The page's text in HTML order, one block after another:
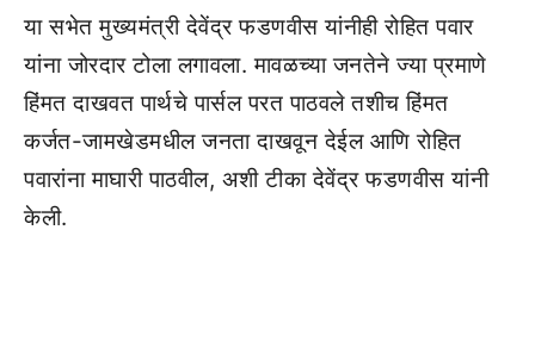
या सभेत मुख्यमंत्री देवेंद्र फडणवीस यांनीही रोहित पवार
यांना जोरदार टोला लगावला. मावळच्या जनतेने ज्या प्रमाणे
हिंमत दाखवत पार्थचे पार्सल परत पाठवले तशीच हिंमत
कर्जत-जामखेडमधील जनता दाखवून देईल आणि रोहित
पवारांना माघारी पाठवील, अशी टीका देवेंद्र फडणवीस यांनी
केली.